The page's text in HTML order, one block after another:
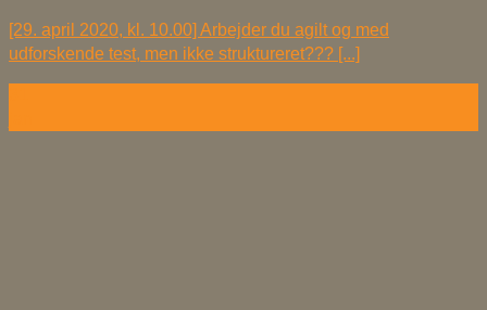
[29. april 2020, kl. 10.00] Arbejder du agilt og med
udforskende test, men ikke struktureret??? [...]